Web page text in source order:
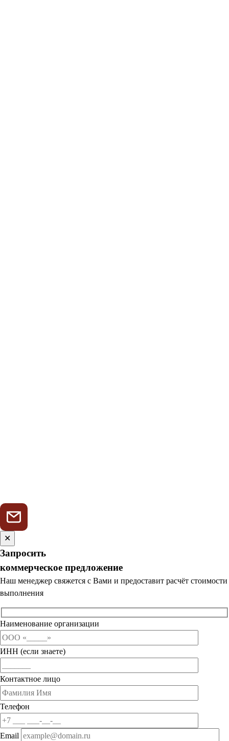
✕
Запросить
коммерческое предложение
Наш менеджер свяжется с Вами и предоставит расчёт стоимости
выполнения
Наименование организации
ИНН (если знаете)
Контактное лицо
Телефон
Email